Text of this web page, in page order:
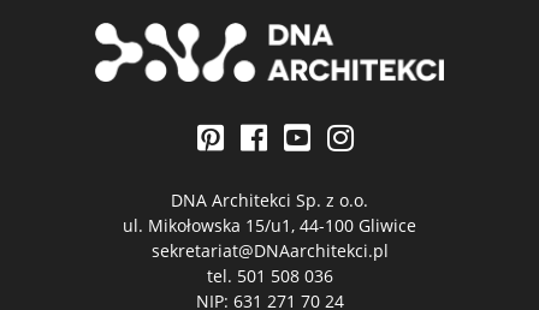
DNA Architekci Sp. z o.o.
ul. Mikołowska 15/u1, 44-100 Gliwice
sekretariat@DNAarchitekci.pl
tel. 501 508 036
NIP: 631 271 70 24